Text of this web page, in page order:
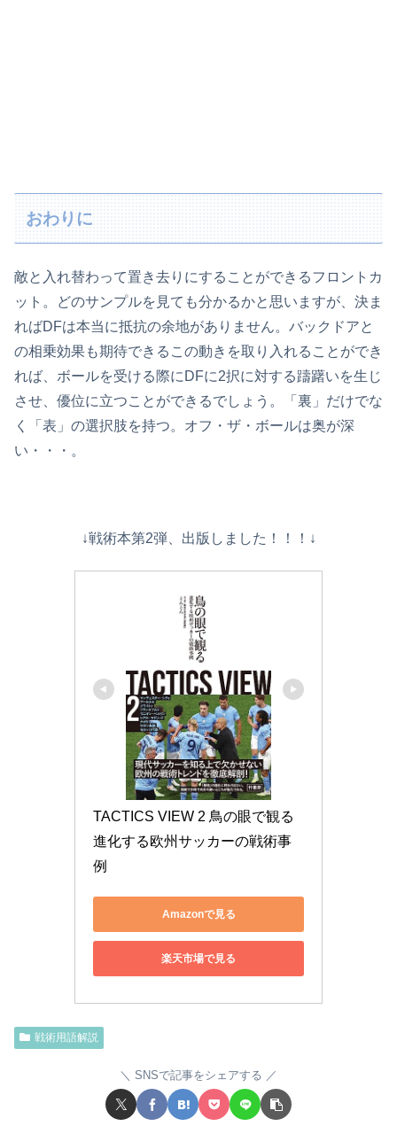
おわりに
敵と入れ替わって置き去りにすることができるフロントカ
ット。どのサンプルを見ても分かるかと思いますが、決ま
ればDFは本当に抵抗の余地がありません。バックドアと
の相乗効果も期待できるこの動きを取り入れることができ
れば、ボールを受ける際にDFに2択に対する躊躇いを生じ
させ、優位に立つことができるでしょう。「裏」だけでな
く「表」の選択肢を持つ。オフ・ザ・ボールは奥が深
い・・・。
↓戦術本第2弾、出版しました！！！↓
TACTICS VIEW 2 鳥の眼で観る
進化する欧州サッカーの戦術事
例
Amazonで見る
楽天市場で見る
戦術用語解説
SNSで記事をシェアする